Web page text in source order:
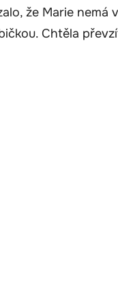
že Marie nemá
Chtěla